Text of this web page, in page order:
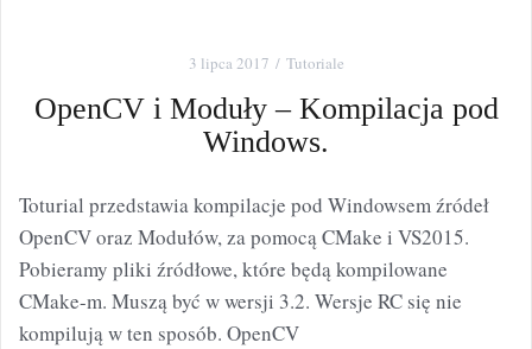
3 lipca 2017 Tutoriale
OpenCV i Moduły – Kompilacja pod
Windows.
Toturial przedstawia kompilacje pod Windowsem źródeł
OpenCV oraz Modułów, za pomocą CMake i VS2015.
Pobieramy pliki źródłowe, które będą kompilowane
CMake-m. Muszą być w wersji 3.2. Wersje RC się nie
kompilują w ten sposób. OpenCV